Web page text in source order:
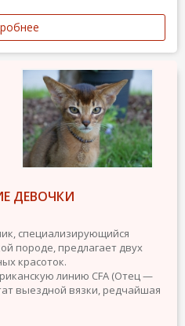
ДЕВОЧКИ
специализирующийся
породе, предлагает двух
красоток.
линию CFA (Отец —
выездной вязки, редчайшая